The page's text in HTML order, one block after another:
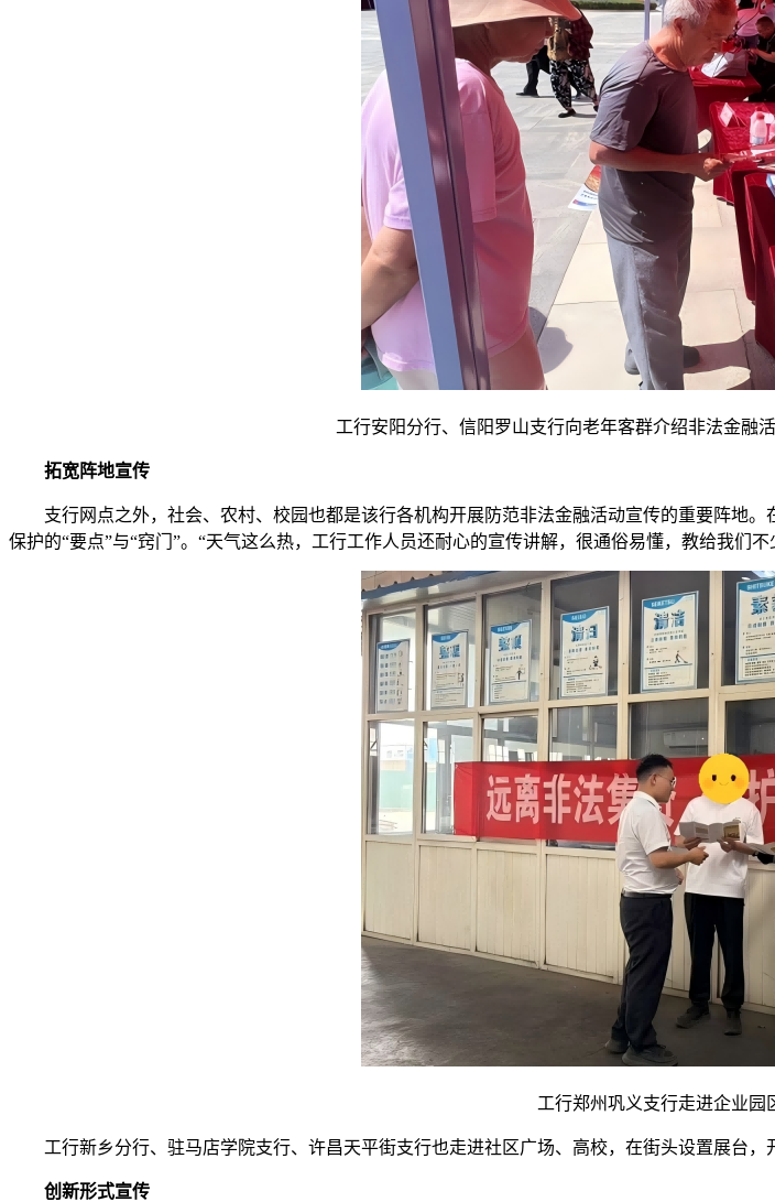
工行安阳分行、信阳罗山支行向老年客群介绍非法金融
拓宽阵地宣传
支行网点之外，社会、农村、校园也都是该行各机构开展防范非法金融活动宣传的重要阵地
保护的“要点”与“窍门”。“天气这么热，工行工作人员还耐心的宣传讲解，很通俗易懂，教给我们不
工行郑州巩义支行走进企业园
工行新乡分行、驻马店学院支行、许昌天平街支行也走进社区广场、高校，在街头设置展台，
创新形式宣传